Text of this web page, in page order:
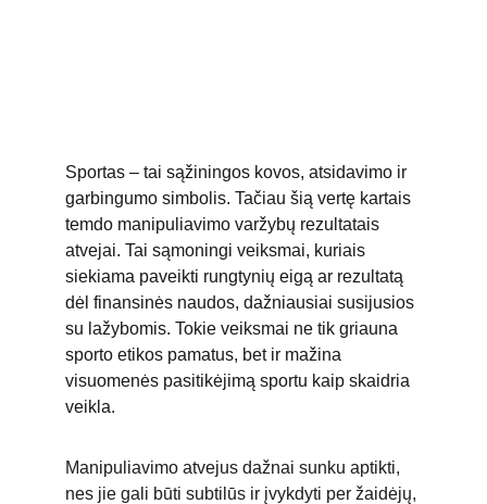
Sportas – tai sąžiningos kovos, atsidavimo ir
garbingumo simbolis. Tačiau šią vertę kartais
temdo manipuliavimo varžybų rezultatais
atvejai. Tai sąmoningi veiksmai, kuriais
siekiama paveikti rungtynių eigą ar rezultatą
dėl finansinės naudos, dažniausiai susijusios
su lažybomis. Tokie veiksmai ne tik griauna
sporto etikos pamatus, bet ir mažina
visuomenės pasitikėjimą sportu kaip skaidria
veikla.
Manipuliavimo atvejus dažnai sunku aptikti,
nes jie gali būti subtilūs ir įvykdyti per žaidėjų,